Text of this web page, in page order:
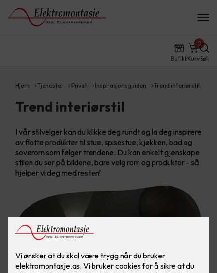
ButikkKurv
0
Søk
Hjem Tjenester Privat Inspirasjonsguiden Trend interiørstil
Trend interiørstil
I vår stilvelger kan du klikke deg rundt og la deg inspirere
av flotte produkter til stue, spisestue, kjøkken, bad og
soverom som følger trendene. Du kan enkelt gjenskape
stilen du ser på bildene, bare velg rom og produkter - så
hjelper vi deg med resten!